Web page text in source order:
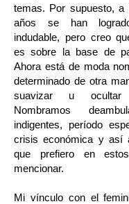
temas. Por supuesto, a
años se han
indudable, pero creo
es sobre la base de
Ahora está de moda
determinado de otra
suavizar u ocultar
Nombramos
indigentes, período
crisis económica y así
que prefiero en
mencionar.
Mi vínculo con el